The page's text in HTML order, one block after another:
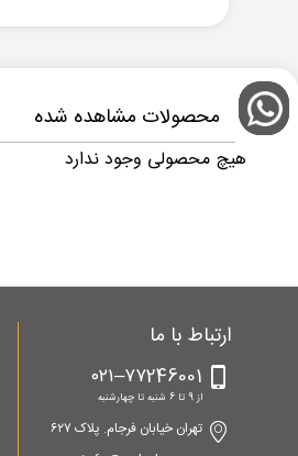
محصولات مشاهده شده
هیچ محصولی وجود ندارد
ارتباط با ما
۷۷246001–۰۲۱
از 9 تا 6 شنبه تا چهارشنبه
تهران خیابان فرجام. پلاک ۶۲۷